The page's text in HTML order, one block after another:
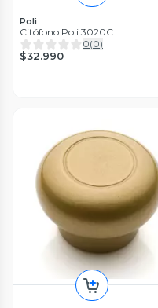
Poli
Citófono Poli 3020C
0(0)
$32.990